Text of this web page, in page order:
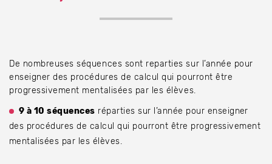
De nombreuses séquences sont reparties sur l’année pour
enseigner des procédures de calcul qui pourront être
progressivement mentalisées par les élèves.
9 à 10 séquences réparties sur l’année pour enseigner
des procédures de calcul qui pourront être progressivement
mentalisées par les élèves.